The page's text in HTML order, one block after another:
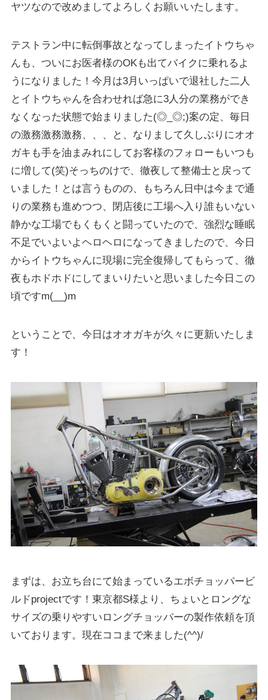
ヤツなので改めましてよろしくお願いいたします。
テストラン中に転倒事故となってしまったイトウちゃ
んも、ついにお医者様のOKも出てバイクに乗れるよ
うになりました！今月は3月いっぱいで退社した二人
とイトウちゃんを合わせれば急に3人分の業務ができ
なくなった状態で始まりました(◎_◎;)案の定、毎日
の激務激務激務、、、と、なりまして久しぶりにオオ
ガキも手を油まみれにしてお客様のフォローもいつも
に増して(笑)そっちのけで、徹夜して整備士と戻って
いました！とは言うものの、もちろん日中は今まで通
りの業務も進めつつ、閉店後に工場へ入り誰もいない
静かな工場でもくもくと闘っていたので、強烈な睡眠
不足でいよいよヘロヘロになってきましたので、今日
からイトウちゃんに現場に完全復帰してもらって、徹
夜もホドホドにしてまいりたいと思いました今日この
頃ですm(__)m
ということで、今日はオオガキが久々に更新いたしま
す！
まずは、お立ち台にて始まっているエボチョッパービ
ルドprojectです！東京都S様より、ちょいとロングな
サイズの乗りやすいロングチョッパーの製作依頼を頂
いております。現在ココまで来ました(^^)/